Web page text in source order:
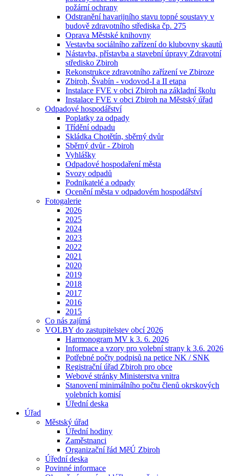
požární ochrany
Odstranění havarijního stavu topné soustavy v
budově zdravotního střediska čp. 275
Oprava Městské knihovny
Vestavba sociálního zařízení do klubovny skautů
Nástavba, přístavba a stavební úpravy Zdravotní
středisko Zbiroh
Rekonstrukce zdravotního zařízení ve Zbiroze
Zbiroh, Švabín - vodovod-I a II etapa
Instalace FVE v obci Zbiroh na základní školu
Instalace FVE v obci Zbiroh na Městský úřad
Odpadové hospodářství
Poplatky za odpady
Třídění odpadu
Skládka Chotětín, sběrný dvůr
Sběrný dvůr - Zbiroh
Vyhlášky
Odpadové hospodaření města
Svozy odpadů
Podnikatelé a odpady
Ocenění města v odpadovém hospodářství
Fotogalerie
2026
2025
2024
2023
2022
2021
2020
2019
2018
2017
2016
2015
Co nás zajímá
VOLBY do zastupitelstev obcí 2026
Harmonogram MV k 3. 6. 2026
Informace a vzory pro volební strany k 3.6. 2026
Potřebné počty podpisů na petice NK / SNK
Registrační úřad Zbiroh pro obce
Webové stránky Ministerstva vnitra
Stanovení minimálního počtu členů okrskových
volebních komisí
Úřední deska
Úřad
Městský úřad
Úřední hodiny
Zaměstnanci
Organizační řád MěÚ Zbiroh
Úřední deska
Povinné informace